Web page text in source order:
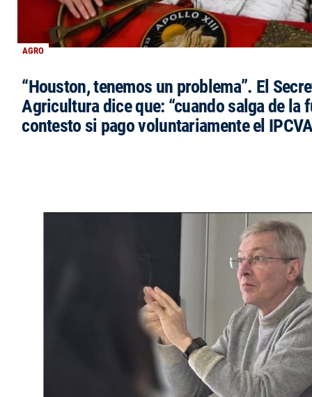
AGRO
“Houston, tenemos un problema”. El
Agricultura dice que: “cuando salga de la
contesto si pago voluntariamente el